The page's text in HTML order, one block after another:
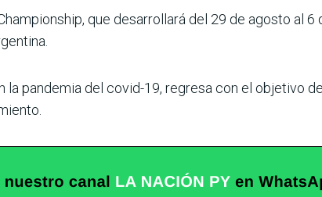
que desarrollará del 29 de agosto al
la pan­demia del covid-19, regresa con el objetivo